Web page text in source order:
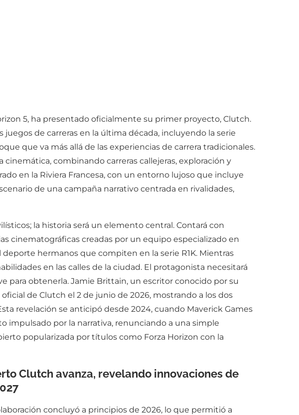
5, ha presentado oficialmente su primer proyecto, Clutch.
de carreras en la última década, incluyendo la serie
que va más allá de las experiencias de carrera tradicionales.
combinando carreras callejeras, exploración y
en la Riviera Francesa, con un entorno lujoso que incluye
de una campaña narrativo centrada en rivalidades,
la historia será un elemento central. Contará con
cinematográficas creadas por un equipo especializado en
hermanos que compiten en la serie R1K. Mientras
en las calles de la ciudad. El protagonista necesitará
para obtenerla. Jamie Brittain, un escritor conocido por su
de Clutch el 2 de junio de 2026, mostrando a los dos
revelación se anticipó desde 2024, cuando Maverick Games
por la narrativa, renunciando a una simple
popularizada por títulos como Forza Horizon con la
Clutch avanza, revelando innovaciones de
concluyó a principios de 2026, lo que permitió a